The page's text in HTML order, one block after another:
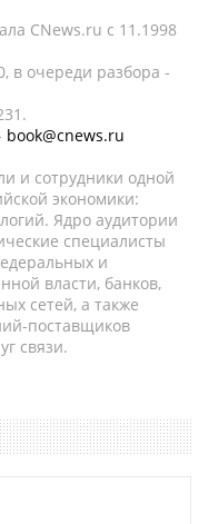
CNews.ru c 11.1998
в очереди разбора -
book@cnews.ru
и сотрудники одной
экономики:
Ядро аудитории
специалисты
и
власти, банков,
сетей, а также
поставщиков
связи.